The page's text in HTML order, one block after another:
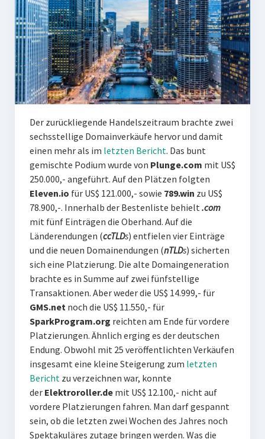
Der zurückliegende Handelszeitraum brachte zwei
sechsstellige Domainverkäufe hervor und damit
einen mehr als im letzten Bericht. Das bunt
gemischte Podium wurde von Plunge.com mit US$
250.000,- angeführt. Auf den Plätzen folgten
Eleven.io für US$ 121.000,- sowie 789.win zu US$
78.900,-. Innerhalb der Bestenliste behielt .com
mit fünf Einträgen die Oberhand. Auf die
Länderendungen (ccTLDs) entfielen vier Einträge
und die neuen Domainendungen (nTLDs) sicherten
sich eine Platzierung. Die alte Domaingeneration
brachte es in Summe auf zwei fünfstellige
Transaktionen. Aber weder die US$ 14.999,- für
GMS.net noch die US$ 11.550,- für
SparkProgram.org reichten am Ende für vordere
Platzierungen. Ähnlich erging es der deutschen
Endung. Obwohl mit 25 veröffentlichten Verkäufen
insgesamt eine kleine Steigerung zum letzten
Bericht zu verzeichnen war, konnte
der Elektroroller.demit US$ 12.100,- nicht auf
vordere Platzierungen fahren. Man darf gespannt
sein, ob die letzten zwei Wochen des Jahres noch
Spektakuläres zutage bringen werden. Was die